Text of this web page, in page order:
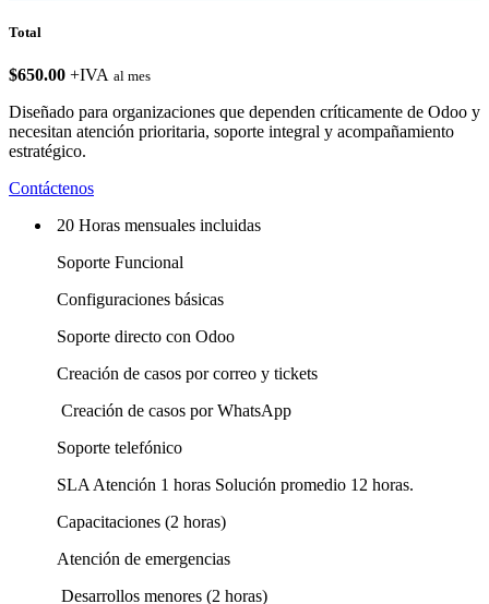
Total
$650.00 +IVA al mes
Diseñado para organizaciones que dependen críticamente de Odoo y
necesitan atención prioritaria, soporte integral y acompañamiento
estratégico.
Contáctenos
20 Horas mensuales incluidas
Soporte Funcional
Configuraciones básicas
Soporte directo con Odoo
Creación de casos por correo y tickets
Creación de casos por WhatsApp
Soporte telefónico
SLA Atención 1 horas Solución promedio 12 horas.
Capacitaciones (2 horas)
Atención de emergencias
Desarrollos menores (2 horas)